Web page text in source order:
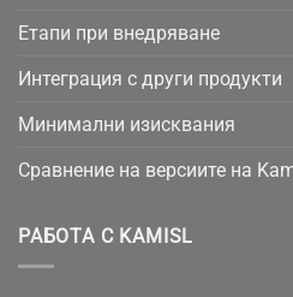
Етапи при внедряване
Интеграция с други продукти
Минимални изисквания
Сравнение на версиите на
РАБОТА С KAMISL